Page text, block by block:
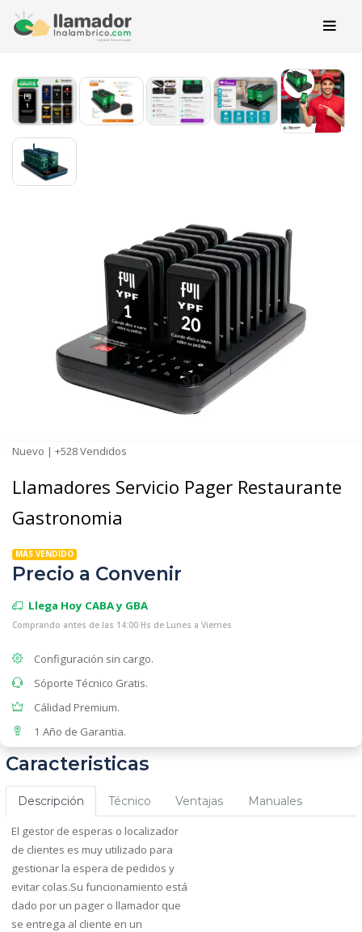
Nuevo | +528 Vendidos
Llamadores Servicio Pager Restaurante
Gastronomia
MÁS VENDIDO
Precio a Convenir
Llega Hoy CABA y GBA
Comprando antes de las 14:00 Hs de Lunes a Viernes
Configuración sin cargo.
Sóporte Técnico Gratis.
Cálidad Premium.
1 Año de Garantia.
Caracteristicas
Descripción Técnico Ventajas Manuales
El gestor de esperas o localizador
de clientes es muy utilizado para
gestionar la espera de pedidos y
evitar colas.Su funcionamiento está
dado por un pager o llamador que
se entrega al cliente en un